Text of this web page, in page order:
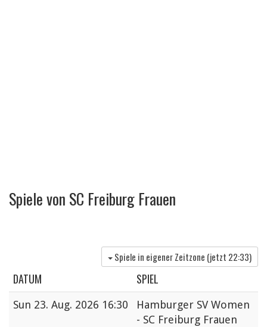
Spiele von SC Freiburg Frauen
Spiele in eigener Zeitzone (jetzt 22:33)
DATUM SPIEL
Sun 23. Aug. 2026 16:30
Hamburger SV Women
- SC Freiburg Frauen